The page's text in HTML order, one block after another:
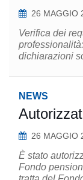
26 MAGGIO
Verifica dei
dichiarazioni
NEWS
26 MAGGIO
È stato
Fondo